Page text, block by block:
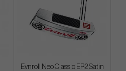
Evnroll Neo Classic ER2 Satin